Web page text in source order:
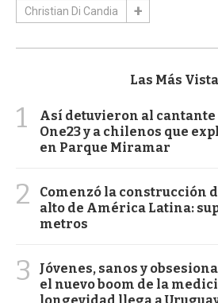
Christian Di Candia
Las Más
1
Así detuvieron al cantante
One23 y a chilenos que
en Parque Miramar
2
Comenzó la construcción
alto de América Latina:
metros
3
Jóvenes, sanos y
el nuevo boom de la